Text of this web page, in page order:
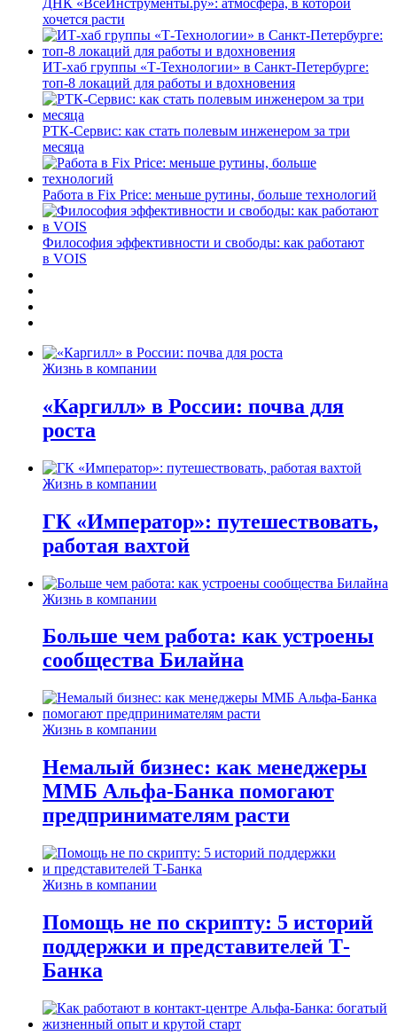
хочется расти
ИТ-хаб группы «Т-Технологии» в Санкт-Петербурге:
топ-8 локаций для работы и вдохновения
РТК-Сервис: как стать полевым инженером за три
месяца
Работа в Fix Price: меньше рутины, больше технологий
Философия эффективности и свободы: как работают
в VOIS
Жизнь в компании
«Каргилл» в России: почва для
роста
Жизнь в компании
ГК «Император»: путешествовать,
работая вахтой
Жизнь в компании
Больше чем работа: как устроены
сообщества Билайна
Жизнь в компании
Немалый бизнес: как менеджеры
ММБ Альфа-Банка помогают
предпринимателям расти
Жизнь в компании
Помощь не по скрипту: 5 историй
поддержки и представителей Т-
Банка